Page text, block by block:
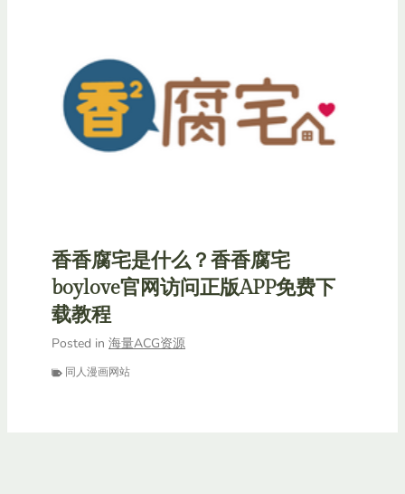
香香腐宅是什么？香香腐宅
boylove官网访问正版APP免费下
载教程
Posted in 海量ACG资源
同人漫画网站